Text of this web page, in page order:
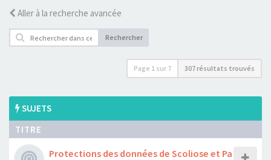
Aller à la recherche avancée
Rechercher
Page 1 sur 7 307 résultats trouvés
SUJETS
TITRE
Protections des données de Scoliose et Pa